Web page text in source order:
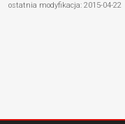
ostatnia modyfikacja: 2015-04-22